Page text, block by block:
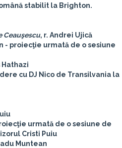
stabilit la Brighton.
Ceauşescu, r. Andrei Ujică
- proiecţie urmată de o sesiune
Hathazi
cu DJ Nico de Transilvania la
urmată de o sesiune de
Cristi Puiu
Muntean